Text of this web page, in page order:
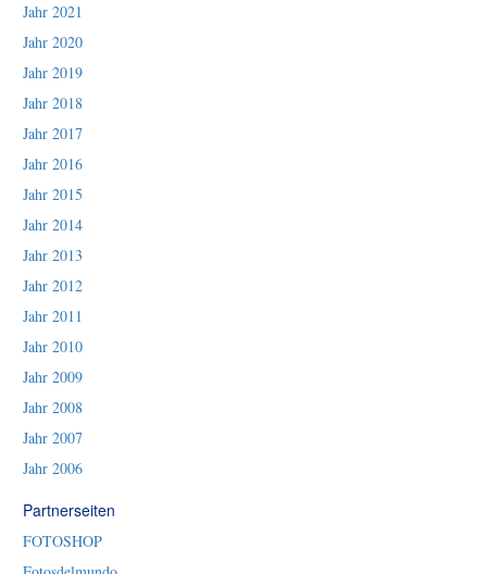
Jahr 2021
Jahr 2020
Jahr 2019
Jahr 2018
Jahr 2017
Jahr 2016
Jahr 2015
Jahr 2014
Jahr 2013
Jahr 2012
Jahr 2011
Jahr 2010
Jahr 2009
Jahr 2008
Jahr 2007
Jahr 2006
Partnerseiten
FOTOSHOP